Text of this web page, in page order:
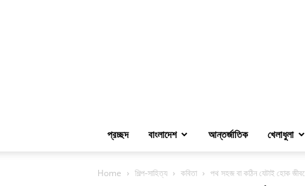
প্রচ্ছদ
বাংলাদেশ আন্তর্জাতিক খেলাধুলা
Home শিল্প-সাহিত্য কবিতা পথ সহজ বা কঠিন যেটাই হোক